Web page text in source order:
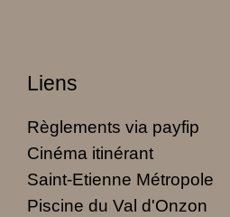
Liens
Règlements via payfip
Cinéma itinérant
Saint-Etienne Métropole
Piscine du Val d'Onzon